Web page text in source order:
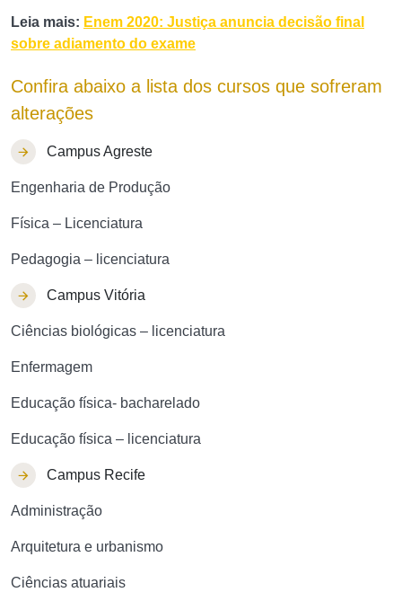
Leia mais: Enem 2020: Justiça anuncia decisão final
sobre adiamento do exame
Confira abaixo a lista dos cursos que sofreram
alterações
Campus Agreste
Engenharia de Produção
Física – Licenciatura
Pedagogia – licenciatura
Campus Vitória
Ciências biológicas – licenciatura
Enfermagem
Educação física- bacharelado
Educação física – licenciatura
Campus Recife
Administração
Arquitetura e urbanismo
Ciências atuariais